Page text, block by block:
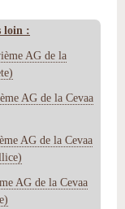
loin :
AG de la
AG de la Cevaa
AG de la Cevaa
AG de la Cevaa